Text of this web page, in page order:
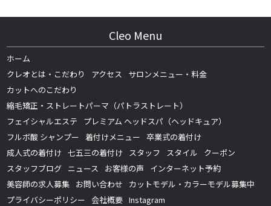
Cleo Menu
ホーム
クレオとは・こだわり
アクセス
サロンメニュー・料金
カットへのこだわり
縮毛矯正・ストレートパーマ（パトラストレート）
フェイシャルエステ
プレミアム ヘッドスパ（ヘッドキュア）
フルボ酸 シャンプー 着付けメニュー 卒業式の着付け
成人式の着付け 七五三の着付け スタッフ スタイル
クーポン
スタッフブログ ニュース お客様の声
インターネット予約
美容師の求人募集 お問い合わせ
カットモデル・カラーモデル募集中
プライバシーポリシー 会社概要 Instagram